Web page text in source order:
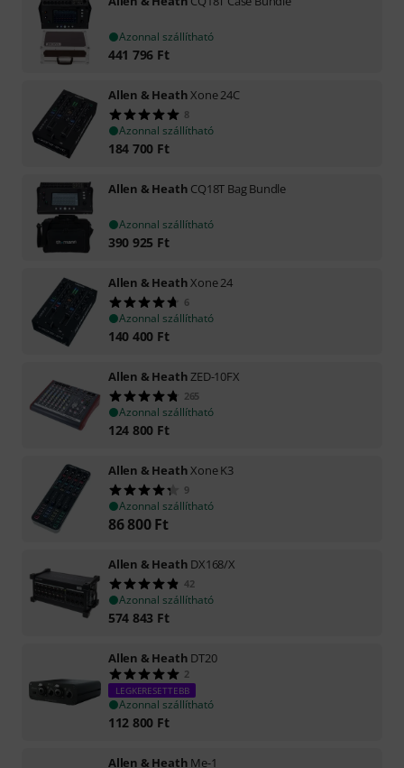
Azonnal szállítható
441 796 Ft
Allen & HeathXone 24C
8
Azonnal szállítható
184 700 Ft
Allen & Heath CQ18T Bag Bundle
Azonnal szállítható
390 925 Ft
Allen & HeathXone 24
6
Azonnal szállítható
140 400 Ft
Allen & Heath ZED-10FX
265
Azonnal szállítható
124 800 Ft
Allen & HeathXone K3
9
Azonnal szállítható
86 800 Ft
Allen & Heath DX168/X
42
Azonnal szállítható
574 843 Ft
Allen & Heath DT20
2
LEGKERESETTEBB
Azonnal szállítható
112 800 Ft
Allen & Heath Me-1